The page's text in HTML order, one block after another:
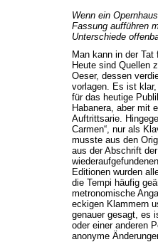
Wenn ein
Fassung aufführen
Unterschiede
Man kann in der Tat
Heute sind Quellen
Oeser, dessen
vorlagen. Es ist
für das heutige
Habanera, aber mit
Auftrittsarie.
Carmen“, nur als
musste aus den
aus der Abschrift
Editionen wurden
die Tempi häufig
metronomische
eckigen Klammern
genauer gesagt, es
oder einer anderen
anonyme